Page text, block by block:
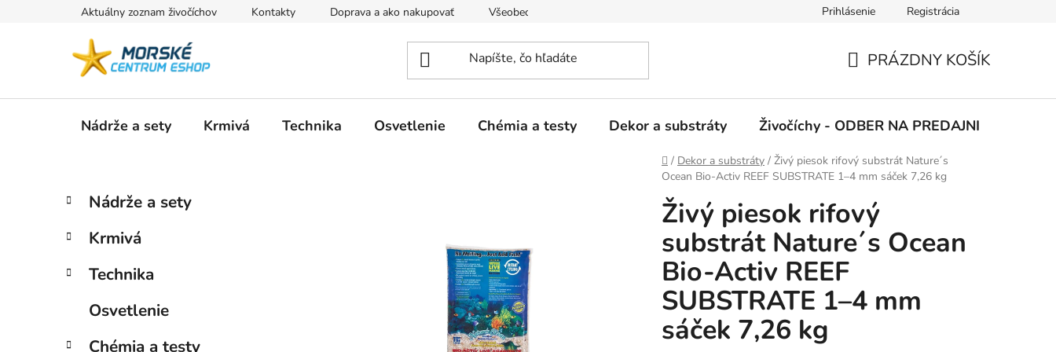
Aktuálny zoznam živočíchov Kontakty Doprava a ako nakupovať Všeobecné obchodné podmienky a dodacie podmienky Ochrana osobných údajov
Prihlásenie Registrácia
KOŠÍK
PRÁZDNY KOŠÍK
Nádrže a sety Krmivá Technika Osvetlenie Chémia a testy Dekor a substráty Živočíchy - ODBER NA PREDAJNI
Domov
/ Dekor a substráty / Živý piesok rifový substrát Nature´s
Ocean Bio-Activ REEF SUBSTRATE 1–4 mm sáček 7,26 kg
B
č
ý
n
Preskočiť
kategórie
K
a
e
ó
Nádrže a sety
Krmivá
Technika
Osvetlenie
Chémia a testy
Živý piesok rifový
substrát Nature´s Ocean
Bio-Activ REEF
SUBSTRATE 1–4 mm
sáček 7,26 kg